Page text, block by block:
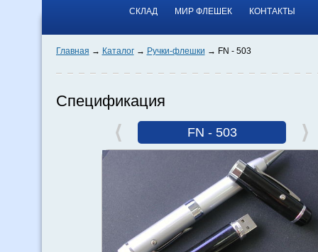
СКЛАД МИР ФЛЕШЕК КОНТАКТЫ
Главная Каталог Ручки-флешки FN - 503
Спецификация
FN - 503